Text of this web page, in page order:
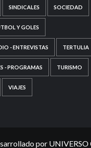
SINDICALES SOCIEDAD
Y GOLES
- ENTREVISTAS TERTULIA
- PROGRAMAS TURISMO
VIAJES
por UNIVERSO